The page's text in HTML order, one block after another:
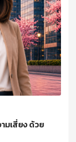
มเสี่ยง ด้วย